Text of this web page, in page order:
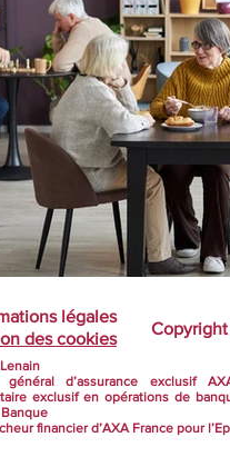
légales
des cookies
général d’assurance exclusif
exclusif en opérations de
Banque
financier d’AXA France pour